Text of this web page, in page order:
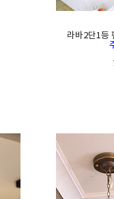
라바2단1등